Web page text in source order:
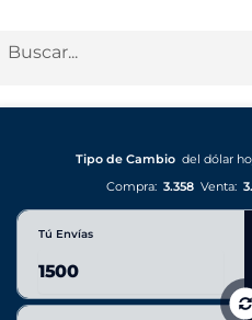
Tipo de Cambio del dólar
Compra: 3.358 Venta:
Tú Envías